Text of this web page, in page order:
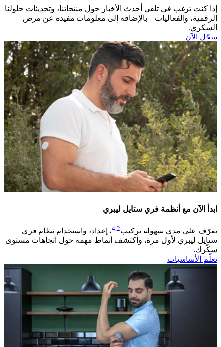
إذا كنت ترغب في تلقي أحدث الأخبار حول منتجاتنا، وتحديثات حلولنا
الرقمية، والفعاليات – بالإضافة إلى معلومات مفيدة عن مرض
السكري.​
سجّل الآن​
ابدأ الآن مع أنظمة فري ستايل ليبري
تعرّف على مدى سهولة تركيب 4 2
، إعداد، واستخدام نظام فري
ستايل ليبري لأول مرة، واكتشف أنماط مهمة حول اتجاهات مستوى
سكّرك. ​
تعلّم الأساسيات